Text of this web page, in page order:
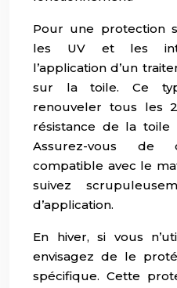
Pour une protection
les UV et les
l’application d’un
sur la toile. Ce
renouveler tous les
résistance de la toile
Assurez-vous de
compatible avec le
suivez
d’application.
En hiver, si vous
envisagez de le
spécifique. Cette